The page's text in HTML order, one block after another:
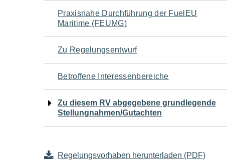
Navigation
für
den
Seiteninhalt
Praxisnahe Durchführung der FuelEU
Maritime (FEUMG)
Zu Regelungsentwurf
Betroffene Interessenbereiche
Zu diesem RV abgegebene grundlegende
Stellungnahmen/Gutachten
Regelungsvorhaben herunterladen (PDF)